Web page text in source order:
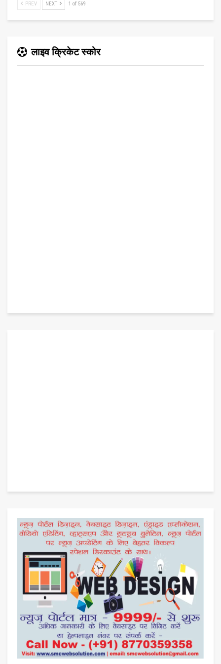
PREV NEXT 1 of 569
लाइव क्रिकेट स्कोर